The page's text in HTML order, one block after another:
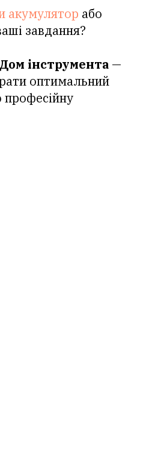
акумулятор або
завдання?
Дом інструмента —
оптимальний